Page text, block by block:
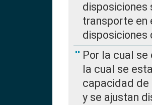
disposiciones
transporte en
disposiciones
Por la cual se
la cual se
capacidad de
y se ajustan